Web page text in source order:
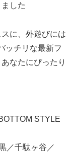
した
に、外遊びには
ッチリな最新フ
なたにぴったり
STYLE
／千駄ヶ谷／